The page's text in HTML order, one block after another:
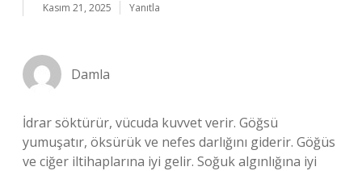
Kasım 21, 2025 Yanıtla
Damla
İdrar söktürür, vücuda kuvvet verir. Göğsü
yumuşatır, öksürük ve nefes darlığını giderir. Göğüs
ve ciğer iltihaplarına iyi gelir. Soğuk algınlığına iyi